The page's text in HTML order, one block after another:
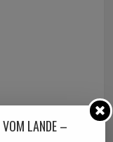
VOM LANDE –